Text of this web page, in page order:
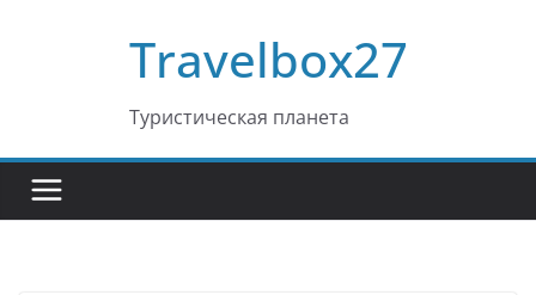
Travelbox27
Туристическая планета